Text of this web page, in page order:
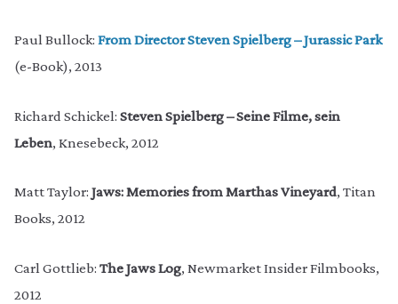
Paul Bullock: From Director Steven Spielberg – Jurassic Park
(e-Book), 2013
Richard Schickel: Steven Spielberg – Seine Filme, sein
Leben, Knesebeck, 2012
Matt Taylor: Jaws: Memories from Marthas Vineyard, Titan
Books, 2012
Carl Gottlieb: The Jaws Log, Newmarket Insider Filmbooks,
2012